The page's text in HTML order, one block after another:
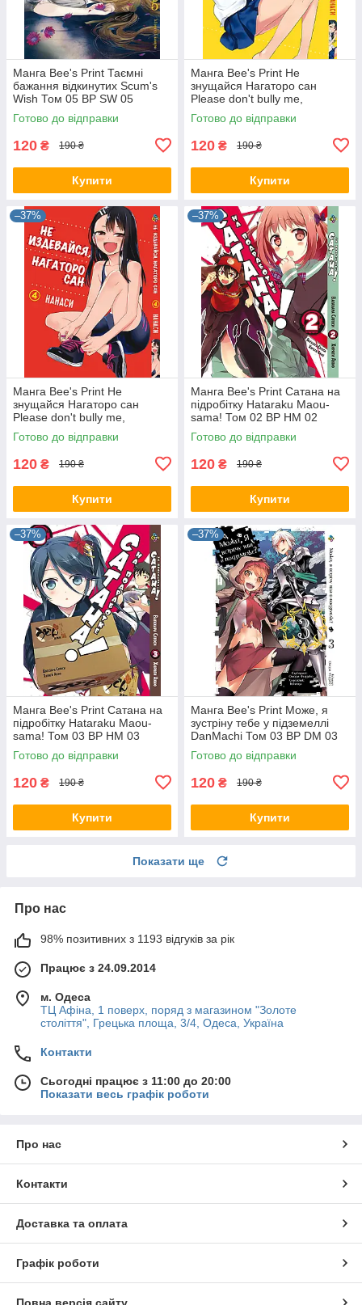
Манга Bee's Print Таємні
бажання відкинутих Scum's
Wish Том 05 BP SW 05
Готово до відправки
120 ₴ 190 ₴
Купити
Манга Bee's Print Не
знущайся Нагаторо сан
Please don't bully me,
Nagatoro Том 03 BP PDB 03
Готово до відправки
120 ₴ 190 ₴
Купити
–37%
Манга Bee's Print Не
знущайся Нагаторо сан
Please don't bully me,
Nagatoro Том 04 BP PDB 04
Готово до відправки
120 ₴ 190 ₴
Купити
–37%
Манга Bee's Print Сатана на
підробітку Hataraku Maou-
sama! Том 02 ВР HM 02
Готово до відправки
120 ₴ 190 ₴
Купити
–37%
Манга Bee's Print Сатана на
підробітку Hataraku Maou-
sama! Том 03 ВР HM 03
Готово до відправки
120 ₴ 190 ₴
Купити
–37%
Манга Bee's Print Може, я
зустріну тебе у підземеллі
DanMachi Том 03 BP DM 03
Готово до відправки
120 ₴ 190 ₴
Купити
Показати ще
Про нас
98% позитивних з 1193 відгуків за рік
Працює з 24.09.2014
м. Одеса
ТЦ Афіна, 1 поверх, поряд з магазином "Золоте
століття", Грецька площа, 3/4, Одеса, Україна
Контакти
Сьогодні працює з 11:00 до 20:00
Показати весь графік роботи
Про нас
Контакти
Доставка та оплата
Графік роботи